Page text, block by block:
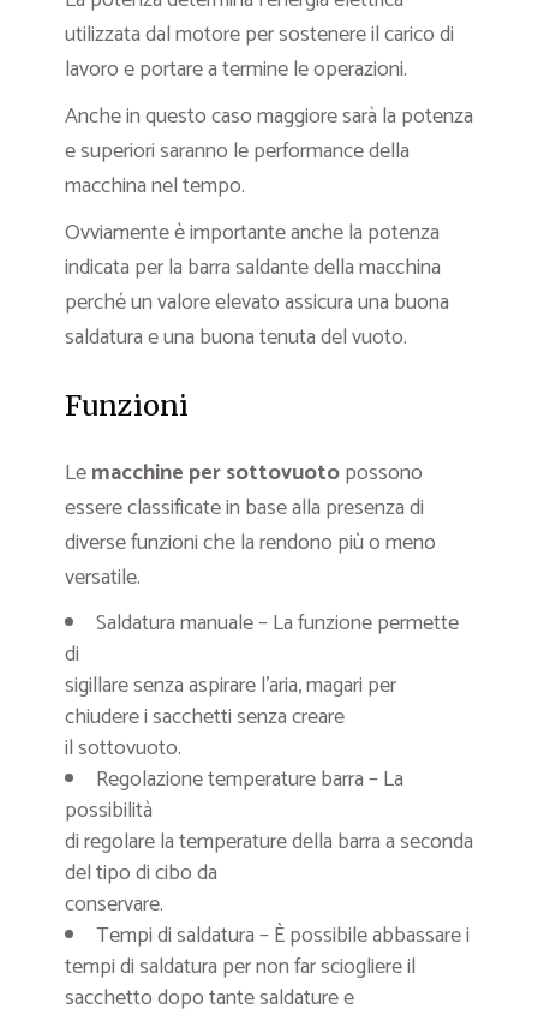
utilizzata dal motore per sostenere il carico di
lavoro e portare a termine le operazioni.
Anche in questo caso maggiore sarà la potenza
e superiori saranno le performance della
macchina nel tempo.
Ovviamente è importante anche la potenza
indicata per la barra saldante della macchina
perché un valore elevato assicura una buona
saldatura e una buona tenuta del vuoto.
Funzioni
Lemacchine per sottovuotopossono
essere classificate in base alla presenza di
diverse funzioni che la rendono più o meno
versatile.
Saldatura manuale – La funzione permette
di
sigillare senza aspirare l’aria, magari per
chiudere i sacchetti senza creare
il sottovuoto.
Regolazione temperature barra – La
possibilità
di regolare la temperature della barra a seconda
del tipo di cibo da
conservare.
Tempi di saldatura – È possibile abbassare i
tempi di saldatura per non far sciogliere il
sacchetto dopo tante saldature e